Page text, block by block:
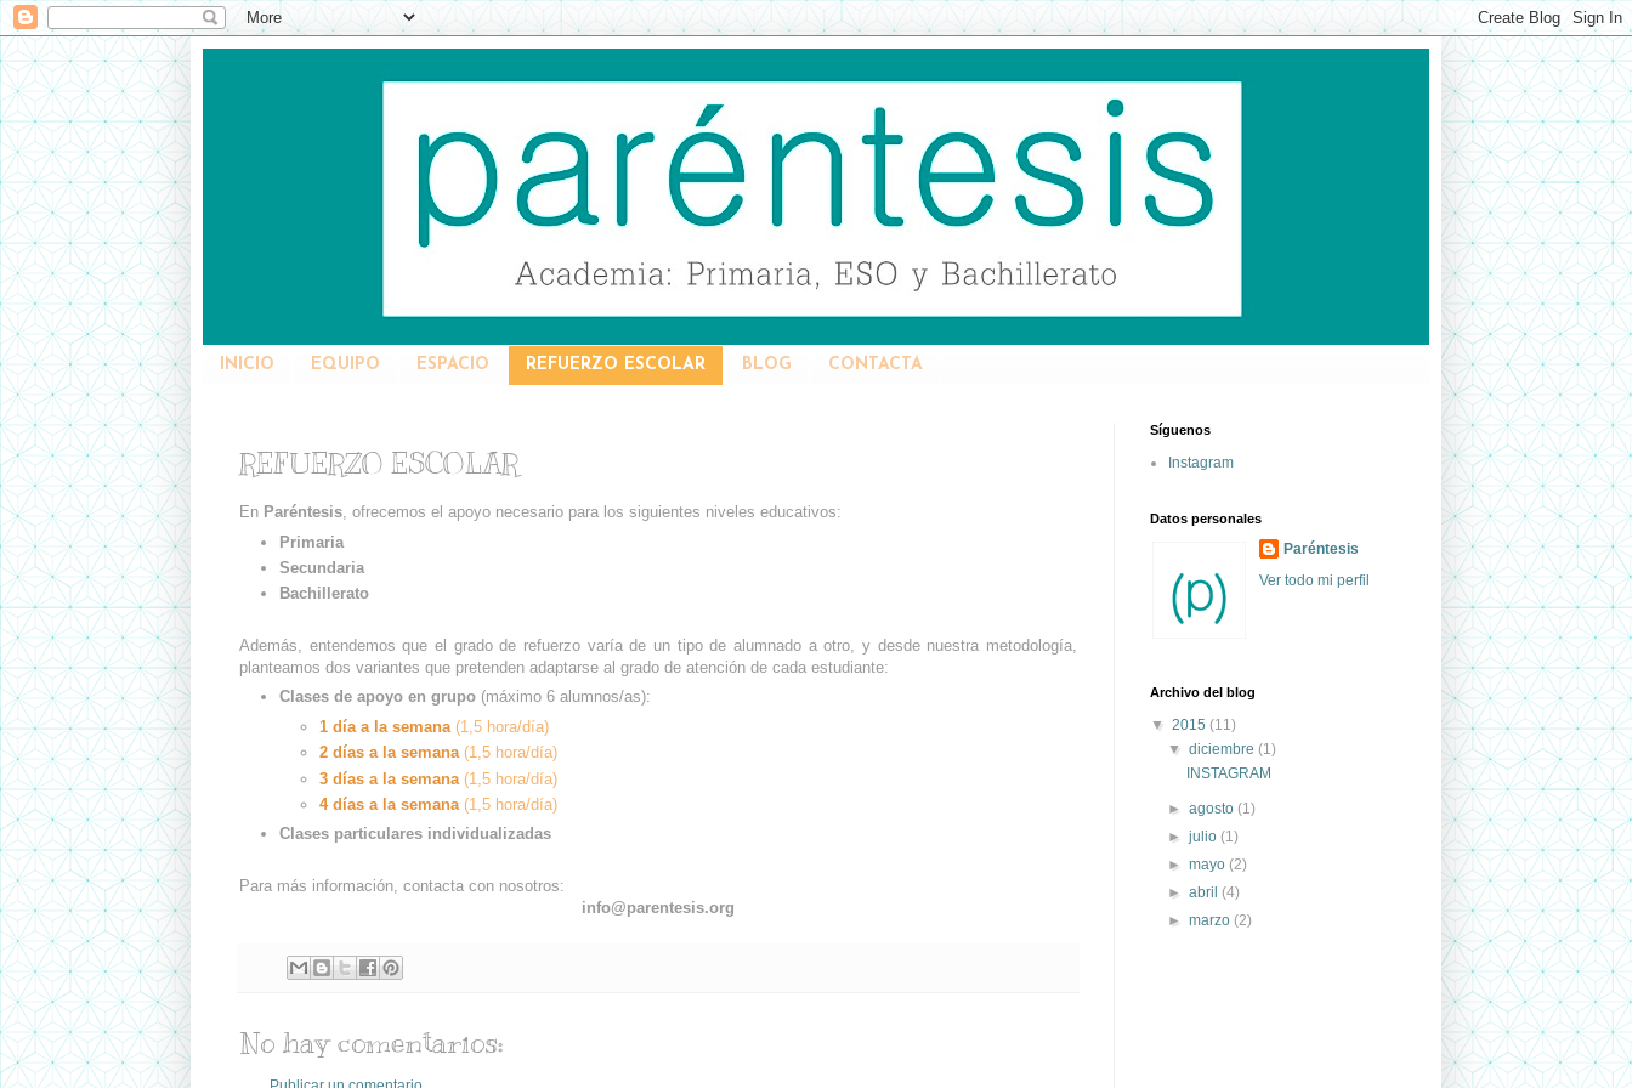
INICIO EQUIPO ESPACIO REFUERZO ESCOLAR BLOG CONTACTA
REFUERZO ESCOLAR
En Paréntesis , ofrecemos el apoyo necesario para los siguientes niveles educativos:
Primaria
Secundaria
Bachillerato
Además, entendemos que el grado de refuerzo varía de un tipo de alumnado a otro, y desde nuestra metodología,
planteamos dos variantes que pretenden adaptarse al grado de atención de cada estudiante:
Clases de apoyo en grupo (máximo 6 alumnos/as):
1 día a la semana (1,5 hora/día)
2 días a la semana(1,5 hora/día)
3 días a la semana (1,5 hora/día)
4 días a la semana (1,5 hora/día)
Clases particulares individualizadas
Para más información, contacta con nosotros:
info@parentesis.org
No hay comentarios:
Síguenos
Instagram
Datos personales
Paréntesis
Ver todo mi perfil
Archivo del blog
▼ 2015 (11)
▼diciembre(1)
INSTAGRAM
►agosto(1)
►julio(1)
►mayo(2)
►abril(4)
►marzo(2)